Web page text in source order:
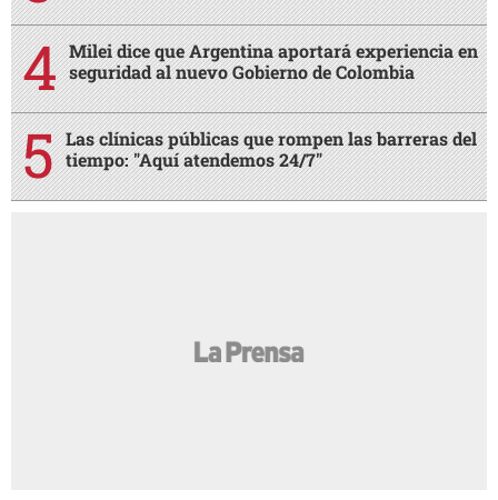
Milei dice que Argentina aportará experiencia en
seguridad al nuevo Gobierno de Colombia
Las clínicas públicas que rompen las barreras del
tiempo: "Aquí atendemos 24/7"